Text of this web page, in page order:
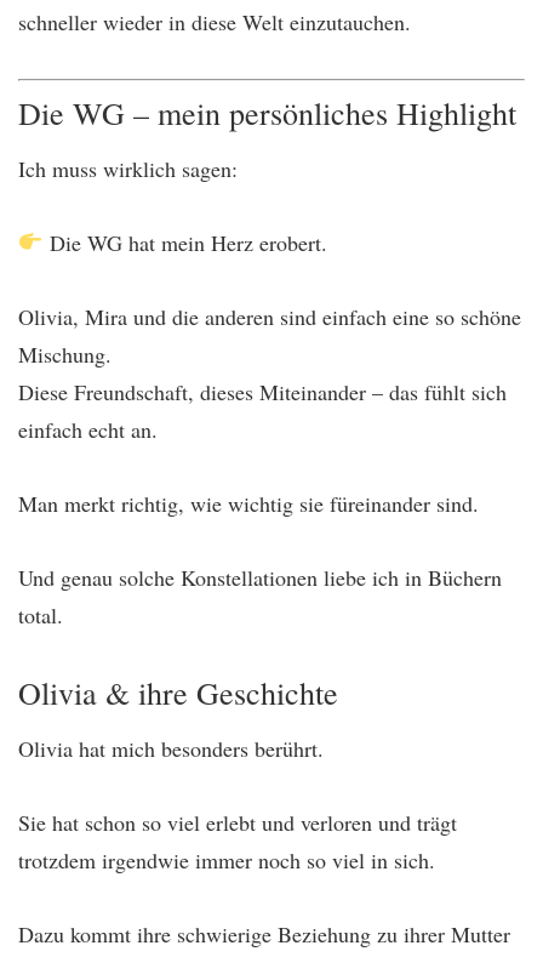
schneller wieder in diese Welt einzutauchen.
Die WG – mein persönliches Highlight
Ich muss wirklich sagen:
Die WG hat mein Herz erobert.
Olivia, Mira und die anderen sind einfach eine so schöne
Mischung.
Diese Freundschaft, dieses Miteinander – das fühlt sich
einfach echt an.
Man merkt richtig, wie wichtig sie füreinander sind.
Und genau solche Konstellationen liebe ich in Büchern
total.
Olivia & ihre Geschichte
Olivia hat mich besonders berührt.
Sie hat schon so viel erlebt und verloren und trägt
trotzdem irgendwie immer noch so viel in sich.
Dazu kommt ihre schwierige Beziehung zu ihrer Mutter